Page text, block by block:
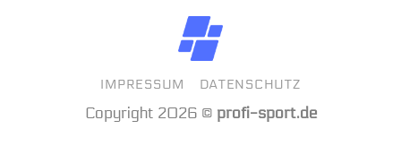
IMPRESSUM DATENSCHUTZ
Copyright 2026 © profi-sport.de